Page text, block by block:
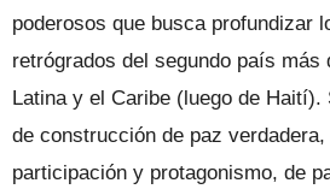
poderosos que busca profundizar
retrógrados del segundo país más
Latina y el Caribe (luego de
de construcción de paz
participación y protagonismo, de